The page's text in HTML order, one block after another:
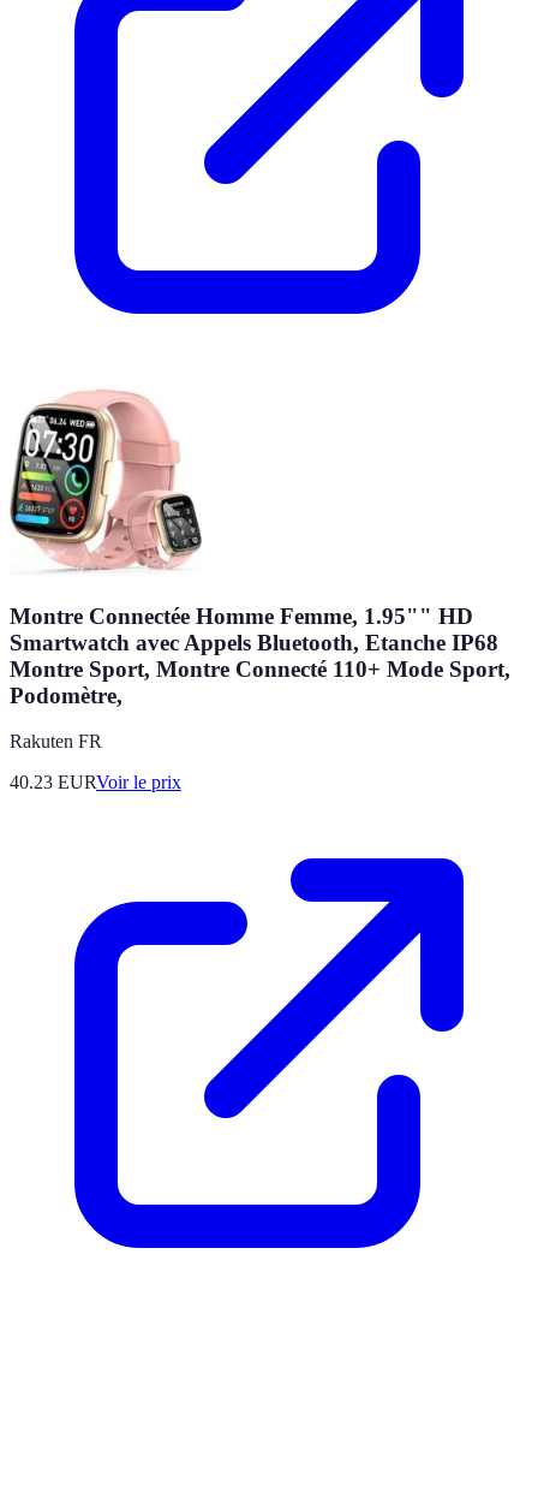
Montre Connectée Homme Femme, 1.95"" HD
Smartwatch avec Appels Bluetooth, Etanche IP68
Montre Sport, Montre Connecté 110+ Mode Sport,
Podomètre,
Rakuten FR
40.23 EURVoir le prix